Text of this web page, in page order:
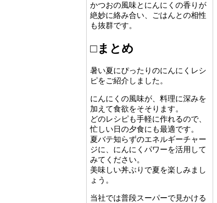
かつおの風味とにんにくの香りが
絶妙に絡み合い、ごはんとの相性
も抜群です。
□まとめ
暑い夏にぴったりのにんにくレシ
ピをご紹介しました。
にんにくの風味が、料理に深みを
加えて食欲をそそります。
どのレシピも手軽に作れるので、
忙しい日の夕食にも最適です。
夏バテ知らずのエネルギーチャー
ジに、にんにくパワーを活用して
みてください。
美味しい丼ぶりで夏を楽しみまし
ょう。
当社では普段スーパーで見かける